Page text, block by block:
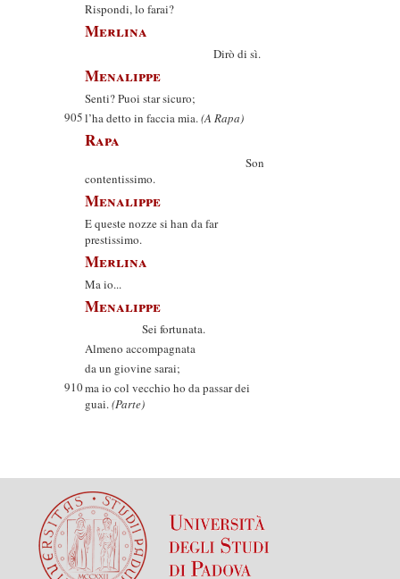
Rispondi, lo farai?
Merlina
Dirò di sì.
Menalippe
Senti? Puoi star sicuro;
905l’ha detto in faccia mia.(A Rapa)
Rapa
Son
contentissimo.
Menalippe
E queste nozze si han da far
prestissimo.
Merlina
Ma io...
Menalippe
Sei fortunata.
Almeno accompagnata
da un giovine sarai;
910ma io col vecchio ho da passar dei
guai.(Parte)